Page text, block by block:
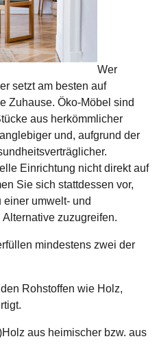
Wer
setzt am besten auf
Zuhause. Öko-Möbel sind
aus herkömmlicher
und, aufgrund der
Einrichtung nicht direkt auf
Sie sich stattdessen vor,
einer umwelt- und
zuzugreifen.
mindestens zwei der
Rohstoffen wie Holz,
aus heimischer bzw. aus